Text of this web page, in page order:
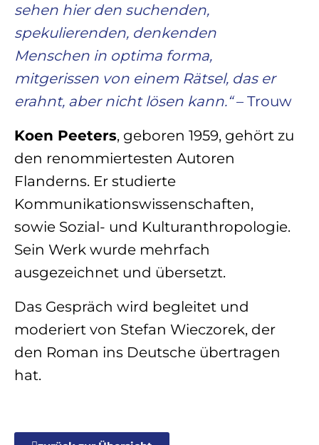
sehen hier den suchenden,
spekulierenden, denkenden
Menschen in optima forma,
mitgerissen von einem Rätsel, das er
erahnt, aber nicht lösen kann.“– Trouw
Koen Peeters, geboren 1959, gehört zu
den renommiertesten Autoren
Flanderns. Er studierte
Kommunikationswissenschaften,
sowie Sozial- und Kulturanthropologie.
Sein Werk wurde mehrfach
ausgezeichnet und übersetzt.
Das Gespräch wird begleitet und
moderiert von Stefan Wieczorek, der
den Roman ins Deutsche übertragen
hat.